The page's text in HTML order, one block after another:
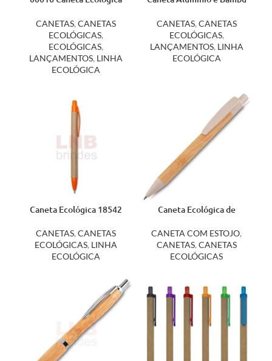
CANETAS, CANETAS
ECOLÓGICAS,
ECOLÓGICAS,
LANÇAMENTOS, LINHA
ECOLÓGICA
CANETAS, CANETAS
ECOLÓGICAS,
LANÇAMENTOS, LINHA
ECOLÓGICA
Caneta Ecológica 18542
CANETAS, CANETAS
ECOLÓGICAS, LINHA
ECOLÓGICA
Caneta Ecológica de
CANETA COM ESTOJO,
CANETAS, CANETAS
ECOLÓGICAS